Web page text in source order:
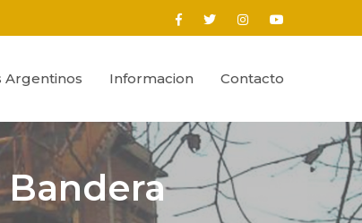
Argentinos Informacion Contacto
Bandera